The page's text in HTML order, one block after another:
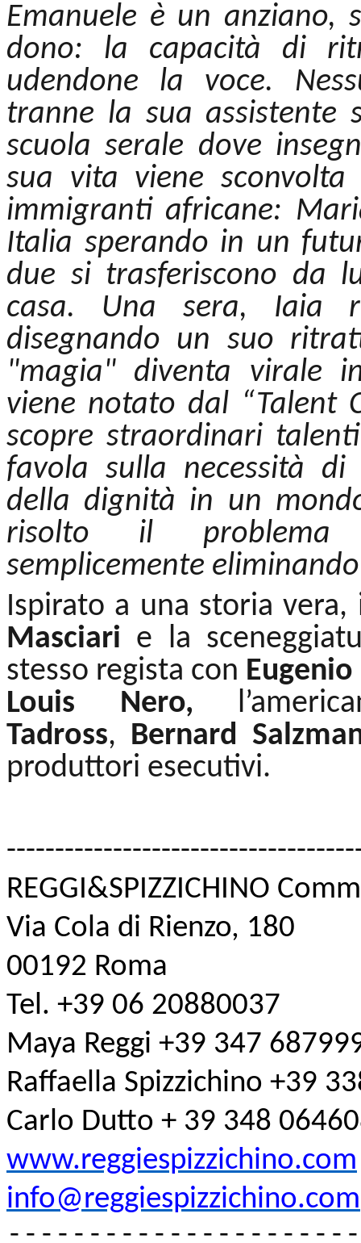
Emanuele è un anziano,
dono: la capacità di
udendone la voce.
tranne la sua assistente
scuola serale dove
sua vita viene
immigranti africane:
Italia sperando in un
due si trasferiscono da
casa. Una sera, Iaia
disegnando un suo
"magia" diventa virale
viene notato dal “Talent
scopre straordinari
favola sulla necessità
della dignità in un
risolto il problema
semplicemente
Ispirato a una storia
Masciari e la
stesso regista con
Louis Nero,
Tadross, Bernard
produttori esecutivi.
------------------------------
REGGI&SPIZZICHINO
Via Cola di Rienzo, 180
00192 Roma
Tel. +39 06 20880037
Maya Reggi +39 347
Raffaella Spizzichino +39
Carlo Dutto + 39 348
www.reggiespizzichino.com
info@reggiespizzichino.com